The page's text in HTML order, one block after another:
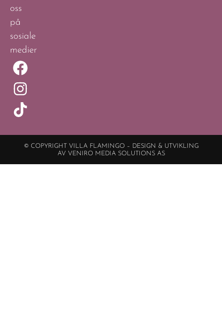
oss
på
sosiale
medier
© COPYRIGHT VILLA FLAMINGO – DESIGN & UTVIKLING
AV VENIRO MEDIA SOLUTIONS AS